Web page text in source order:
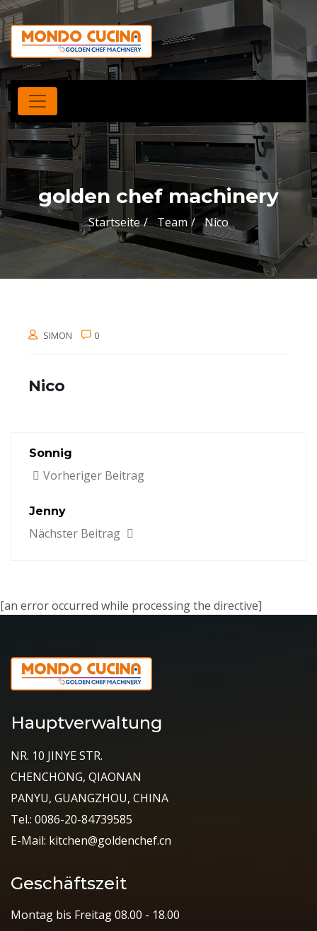
golden chef machinery
Startseite Team Nico
SIMON 0
Nico
Sonnig
Vorheriger Beitrag
Jenny
Nächster Beitrag
[an error occurred while processing the directive]
Hauptverwaltung
NR. 10 JINYE STR.
CHENCHONG, QIAONAN
PANYU, GUANGZHOU, CHINA
Tel.: 0086-20-84739585
E-Mail: kitchen@goldenchef.cn
Geschäftszeit
Montag bis Freitag 08.00 - 18.00